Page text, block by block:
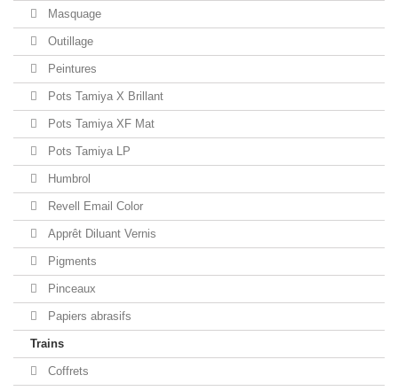
Masquage
Outillage
Peintures
Pots Tamiya X Brillant
Pots Tamiya XF Mat
Pots Tamiya LP
Humbrol
Revell Email Color
Apprêt Diluant Vernis
Pigments
Pinceaux
Papiers abrasifs
Trains
Coffrets